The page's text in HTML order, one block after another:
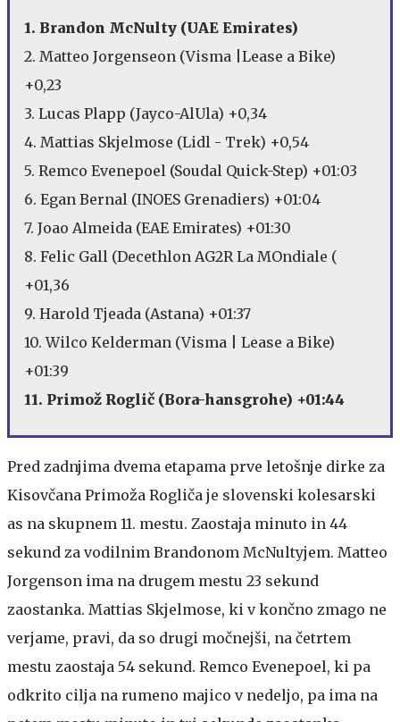
1. Brandon McNulty (UAE Emirates)
2. Matteo Jorgenseon (Visma |Lease a Bike)
+0,23
3. Lucas Plapp (Jayco-AlUla) +0,34
4. Mattias Skjelmose (Lidl - Trek) +0,54
5. Remco Evenepoel (Soudal Quick-Step) +01:03
6. Egan Bernal (INOES Grenadiers) +01:04
7. Joao Almeida (EAE Emirates) +01:30
8. Felic Gall (Decethlon AG2R La MOndiale (
+01,36
9. Harold Tjeada (Astana) +01:37
10. Wilco Kelderman (Visma | Lease a Bike)
+01:39
11. Primož Roglič (Bora-hansgrohe) +01:44
Pred zadnjima dvema etapama prve letošnje dirke za
Kisovčana Primoža Rogliča je slovenski kolesarski
as na skupnem 11. mestu. Zaostaja minuto in 44
sekund za vodilnim Brandonom McNultyjem. Matteo
Jorgenson ima na drugem mestu 23 sekund
zaostanka. Mattias Skjelmose, ki v končno zmago ne
verjame, pravi, da so drugi močnejši, na četrtem
mestu zaostaja 54 sekund. Remco Evenepoel, ki pa
odkrito cilja na rumeno majico v nedeljo, pa ima na